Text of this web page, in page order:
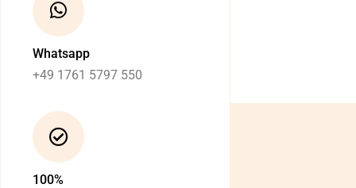
Whatsapp
+49 1761 5797 550
100%